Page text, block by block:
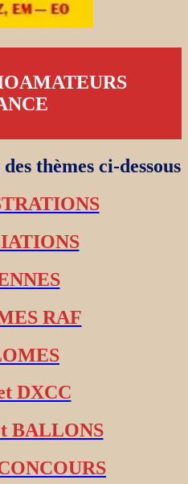
thèmes ci-dessous
RAF
DXCC
BALLONS